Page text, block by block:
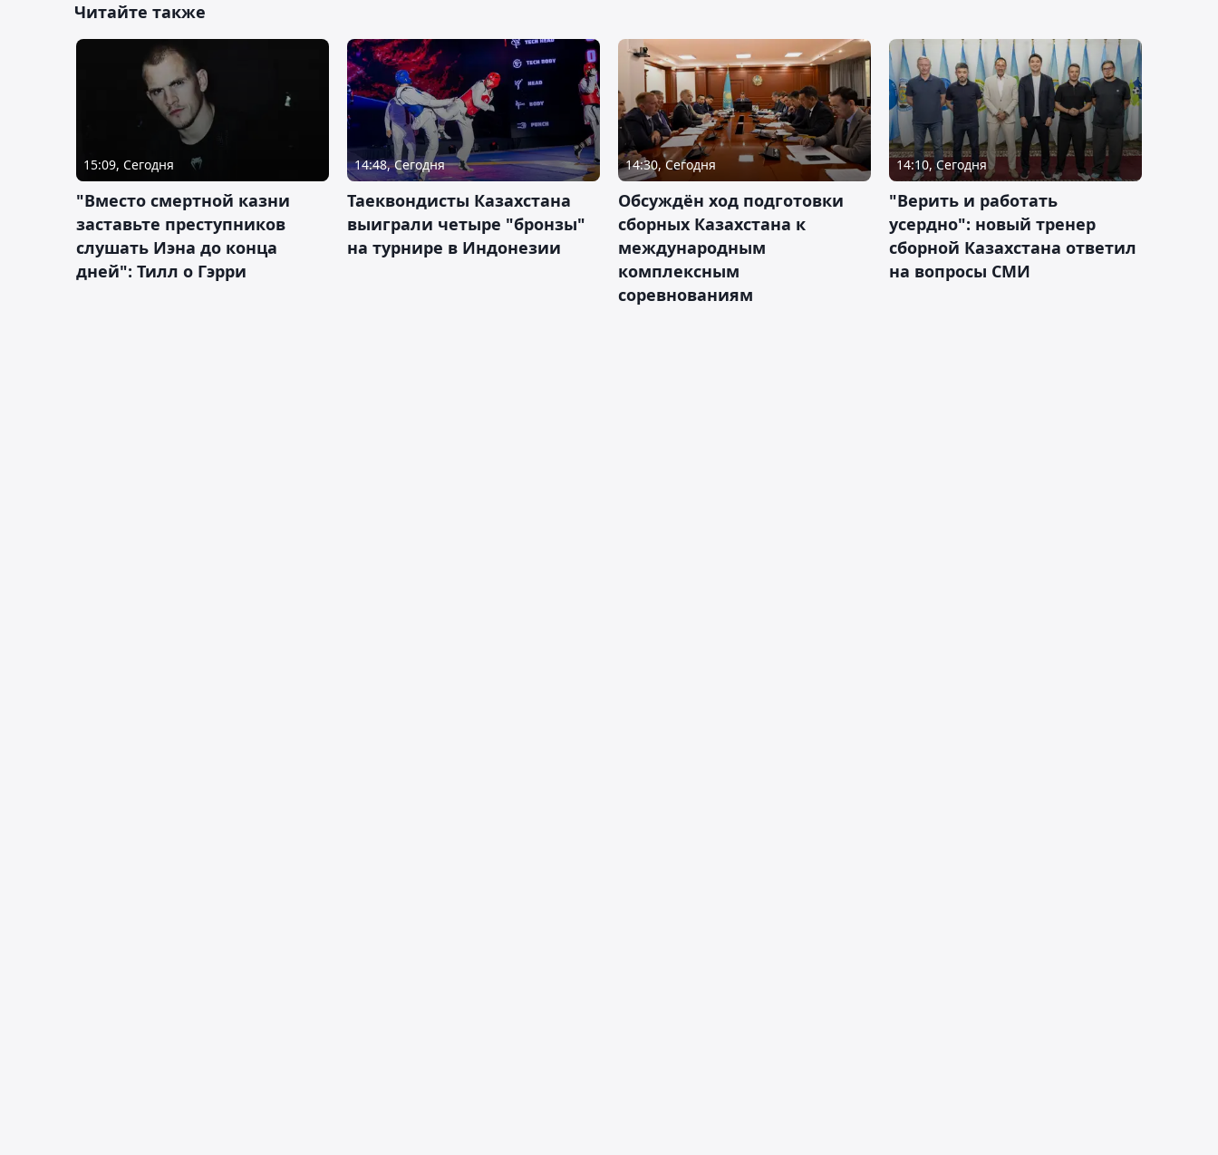
Читайте также
15:09, Сегодня
"Вместо смертной казни
заставьте преступников
слушать Иэна до конца
дней": Тилл о Гэрри
14:48, Сегодня
Таеквондисты Казахстана
выиграли четыре "бронзы"
на турнире в Индонезии
14:30, Сегодня
Обсуждён ход подготовки
сборных Казахстана к
международным
комплексным
соревнованиям
14:10, Сегодня
"Верить и работать
усердно": новый тренер
сборной Казахстана ответил
на вопросы СМИ